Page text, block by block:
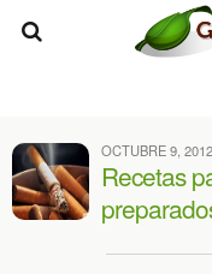
OCTUBRE 9, 2012
Recetas